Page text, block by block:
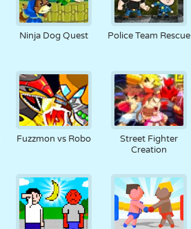
Ninja Dog Quest Police Team Rescue
Fuzzmon vs Robo
Street Fighter
Creation